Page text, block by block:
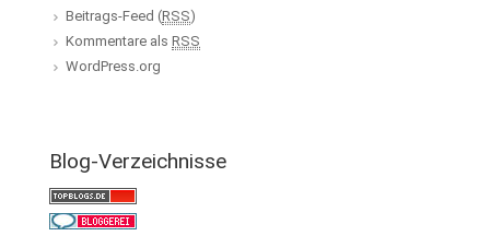
Beitrags-Feed (RSS)
Kommentare als RSS
WordPress.org
Blog-Verzeichnisse